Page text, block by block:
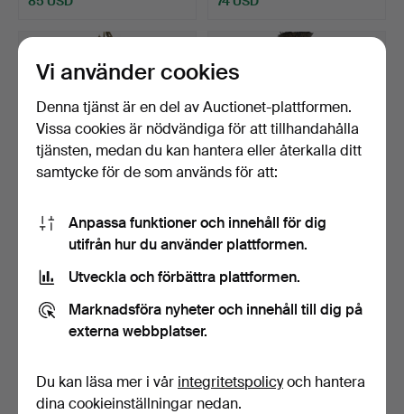
AMPEL, empirestil, modell
nr 1125, Brödern…
6 bud
58 USD
TAKARMATUR, jugend,
fyra ljuskällor, glask…
8 bud
60 USD
Vi använder cookies
Denna tjänst är en del av Auctionet-plattformen.
Vissa cookies är nödvändiga för att tillhandahålla
tjänsten, medan du kan hantera eller återkalla ditt
samtycke för de som används för att:
Anpassa funktioner och innehåll för dig
utifrån hur du använder plattformen.
Utveckla och förbättra plattformen.
Marknadsföra nyheter och innehåll till dig på
externa webbplatser.
Du kan läsa mer i vår integritetspolicyoch hantera
dina cookieinställningar nedan.